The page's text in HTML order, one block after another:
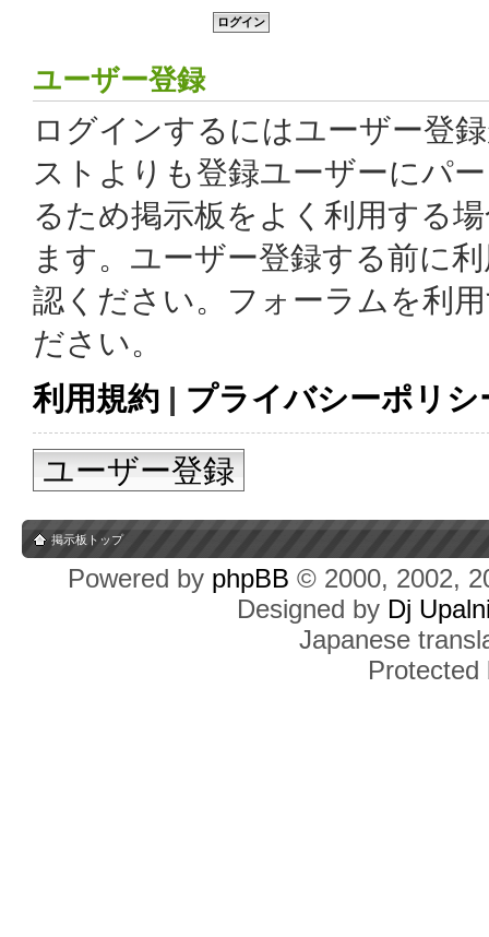
ユーザー登録
ログインするにはユーザー登
ストよりも登録ユーザーにパ
るため掲示板をよく利用する
ます。ユーザー登録する前に
認ください。フォーラムを利
ださい。
利用規約 | プライバシーポリシ
ユーザー登録
掲示板トップ
Powered by phpBB © 2000, 2002,
Designed by Dj
Japanese